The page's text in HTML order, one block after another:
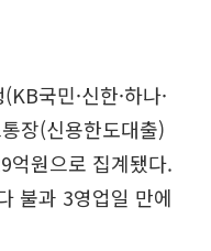
국민·신한·하나·
장(신용한도대출)
억원으로 집계됐다.
불과 3영업일 만에